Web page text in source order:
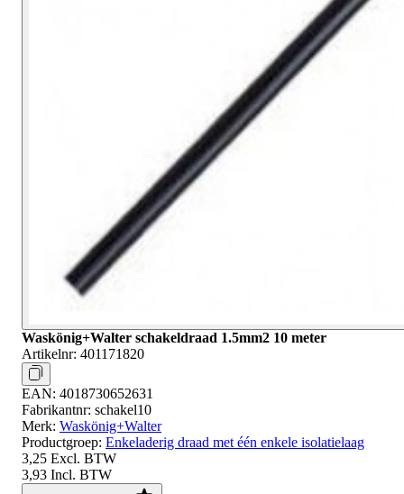
Waskönig+Walter schakeldraad 1.5mm2 10 meter
Artikelnr: 401171820
EAN: 4018730652631
Fabrikantnr: schakel10
Merk: Waskönig+Walter
Productgroep: Enkeladerig draad met één enkele isolatielaag
3,25 Excl. BTW
3,93 Incl. BTW